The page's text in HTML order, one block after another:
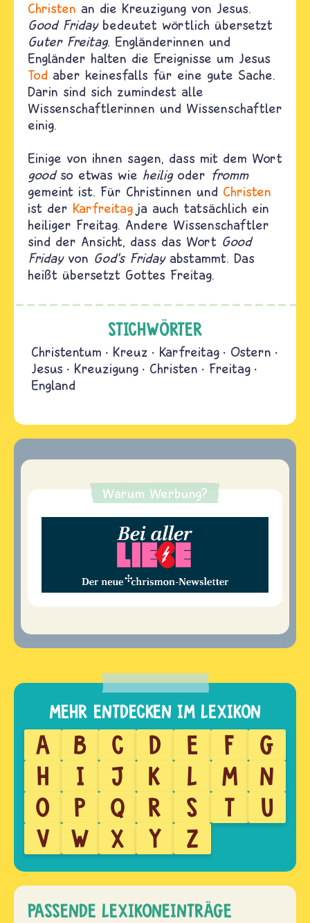
Christen an die Kreuzigung von Jesus.
Good Friday bedeutet wörtlich übersetzt
Guter Freitag. Engländerinnen und
Engländer halten die Ereignisse um Jesus
Tod aber keinesfalls für eine gute Sache.
Darin sind sich zumindest alle
Wissenschaftlerinnen und Wissenschaftler
einig.
Einige von ihnen sagen, dass mit dem Wort
good so etwas wie heilig oder fromm
gemeint ist. Für Christinnen und Christen
ist der Karfreitag ja auch tatsächlich ein
heiliger Freitag. Andere Wissenschaftler
sind der Ansicht, dass das Wort Good
Fridayvon God's Fridayabstammt. Das
heißt übersetzt Gottes Freitag.
STICHWÖRTER
Christentum Kreuz Karfreitag
Ostern
Jesus
Kreuzigung Christen
Freitag
England
Warum Werbung?
A B C D E F
G
H
I J K L M
N
O
P Q R S T
U
V
W X Y Z
PASSENDE LEXIKONEINTRÄGE